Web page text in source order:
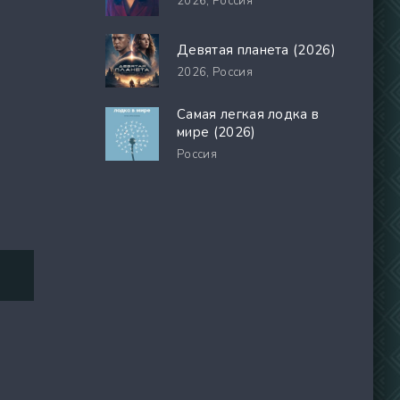
Девятая планета (2026)
2026, Россия
Самая легкая лодка в
мире (2026)
Россия